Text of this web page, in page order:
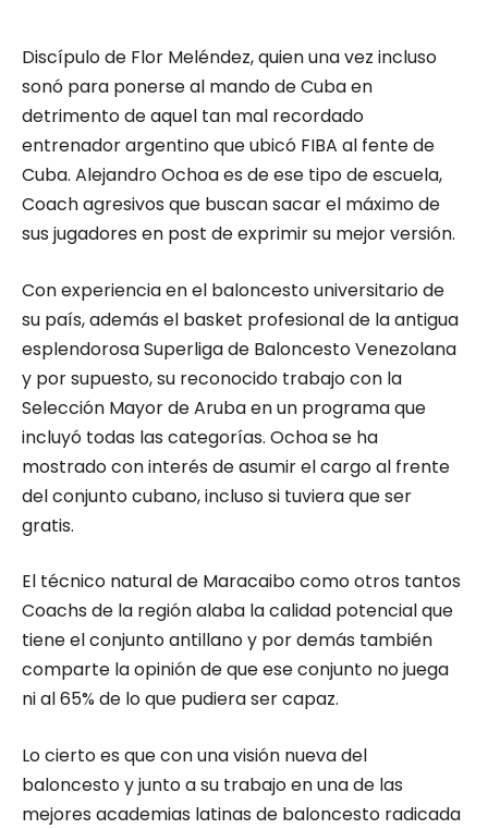
Discípulo de Flor Meléndez, quien una vez incluso
sonó para ponerse al mando de Cuba en
detrimento de aquel tan mal recordado
entrenador argentino que ubicó FIBA al fente de
Cuba. Alejandro Ochoa es de ese tipo de escuela,
Coach agresivos que buscan sacar el máximo de
sus jugadores en post de exprimir su mejor versión.
Con experiencia en el baloncesto universitario de
su país, además el basket profesional de la antigua
esplendorosa Superliga de Baloncesto Venezolana
y por supuesto, su reconocido trabajo con la
Selección Mayor de Aruba en un programa que
incluyó todas las categorías. Ochoa se ha
mostrado con interés de asumir el cargo al frente
del conjunto cubano, incluso si tuviera que ser
gratis.
El técnico natural de Maracaibo como otros tantos
Coachs de la región alaba la calidad potencial que
tiene el conjunto antillano y por demás también
comparte la opinión de que ese conjunto no juega
ni al 65% de lo que pudiera ser capaz.
Lo cierto es que con una visión nueva del
baloncesto y junto a su trabajo en una de las
mejores academias latinas de baloncesto radicada